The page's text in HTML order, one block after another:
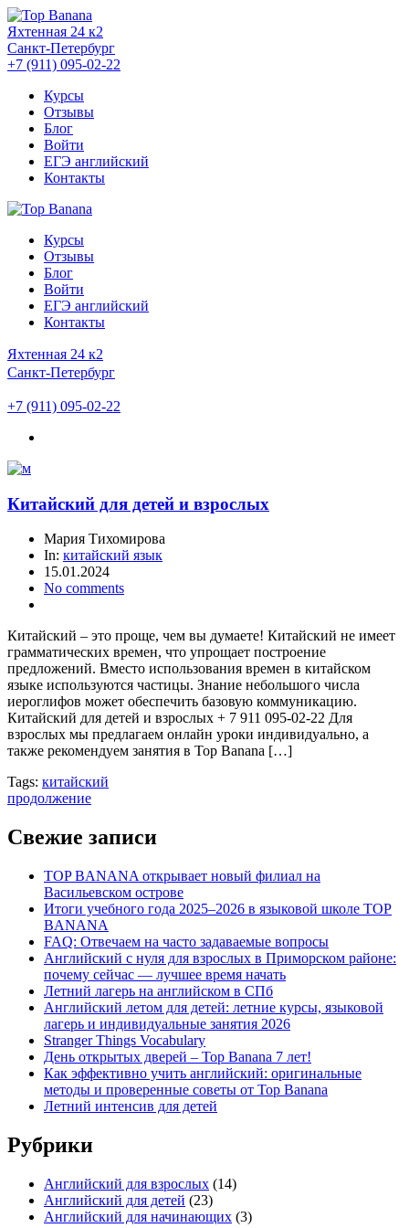
Яхтенная 24 к2
Санкт-Петербург
+7 (911) 095-02-22
Курсы
Отзывы
Блог
Войти
ЕГЭ английский
Контакты
Курсы
Отзывы
Блог
Войти
ЕГЭ английский
Контакты
Яхтенная 24 к2
Санкт-Петербург
+7 (911) 095-02-22
Китайский для детей и взрослых
Мария Тихомирова
In: китайский язык
15.01.2024
No comments
Китайский – это проще, чем вы думаете! Китайский не имеет
грамматических времен, что упрощает построение
предложений. Вместо использования времен в китайском
языке используются частицы. Знание небольшого числа
иероглифов может обеспечить базовую коммуникацию.
Китайский для детей и взрослых + 7 911 095-02-22 Для
взрослых мы предлагаем онлайн уроки индивидуально, а
также рекомендуем занятия в Top Banana […]
Tags: китайский
продолжение
Свежие записи
TOP BANANA открывает новый филиал на
Васильевском острове
Итоги учебного года 2025–2026 в языковой школе TOP
BANANA
FAQ: Отвечаем на часто задаваемые вопросы
Английский с нуля для взрослых в Приморском районе:
почему сейчас — лучшее время начать
Летний лагерь на английском в СПб
Английский летом для детей: летние курсы, языковой
лагерь и индивидуальные занятия 2026
Stranger Things Vocabulary
День открытых дверей – Top Banana 7 лет!
Как эффективно учить английский: оригинальные
методы и проверенные советы от Top Banana
Летний интенсив для детей
Рубрики
Английский для взрослых (14)
Английский для детей (23)
Английский для начинающих (3)